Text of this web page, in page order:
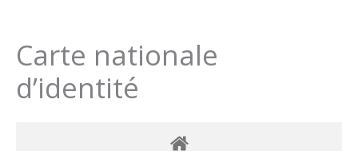
Carte nationale
d’identité